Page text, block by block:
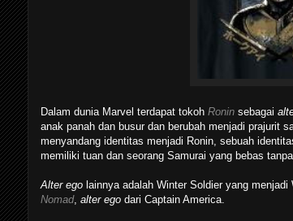
Dalam dunia Marvel terdapat tokoh Ronin sebagai
anak panah dan busur dan berubah menjadi prajurit
menyandang identitas menjadi Ronin, sebuah
memiliki tuan dan seorang Samurai yang bebas
Alter ego lainnya adalah Winter Soldier yang
Nomad, alter ego dari Captain America.